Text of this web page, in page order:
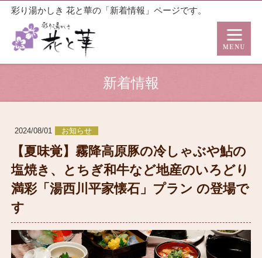
彩り湯かしき 花と華の「新着情報」ページです。
新着情報
2024/08/01 お知らせ
【夏味覚】霧降高原豚の冷しゃぶや鮎の
塩焼き、とちぎ和牛など地産のいろどり
満彩「湯西川平家懐石」プラン の登場で
す